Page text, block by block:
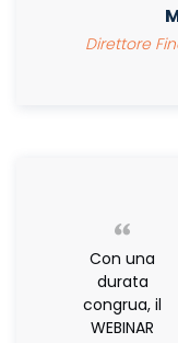
Direttore
Con una
durata
congrua, il
WEBINAR